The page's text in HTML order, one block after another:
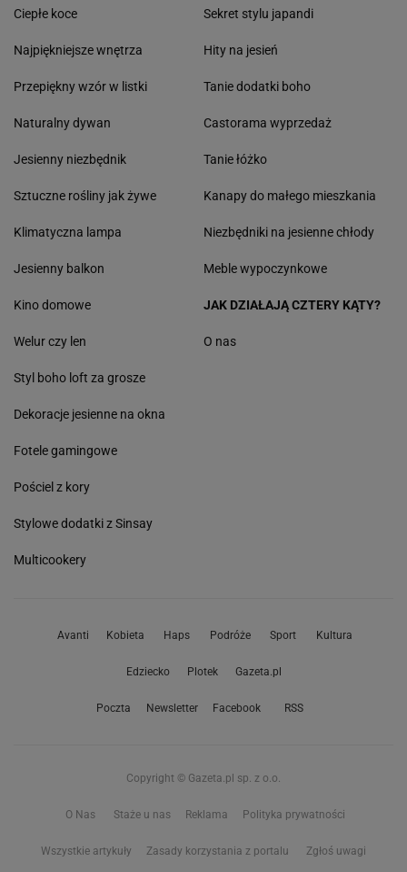
Ciepłe koce
Najpiękniejsze wnętrza
Przepiękny wzór w listki
Naturalny dywan
Jesienny niezbędnik
Sztuczne rośliny jak żywe
Klimatyczna lampa
Jesienny balkon
Sekret stylu japandi
Hity na jesień
Tanie dodatki boho
Castorama wyprzedaż
Tanie łóżko
Kanapy do małego mieszkania
Niezbędniki na jesienne chłody
Meble wypoczynkowe
Kino domowe
Welur czy len
Styl boho loft za grosze
Dekoracje jesienne na okna
Fotele gamingowe
Pościel z kory
Stylowe dodatki z Sinsay
Multicookery
JAK DZIAŁAJĄ CZTERY KĄTY?
O nas
Avanti Kobieta Haps Podróże Sport Kultura
Edziecko Plotek Gazeta.pl
Poczta Newsletter Facebook RSS
Copyright © Gazeta.pl sp. z o.o.
O Nas Staże u nas Reklama Polityka prywatności
Wszystkie artykuły Zasady korzystania z portalu Zgłoś uwagi